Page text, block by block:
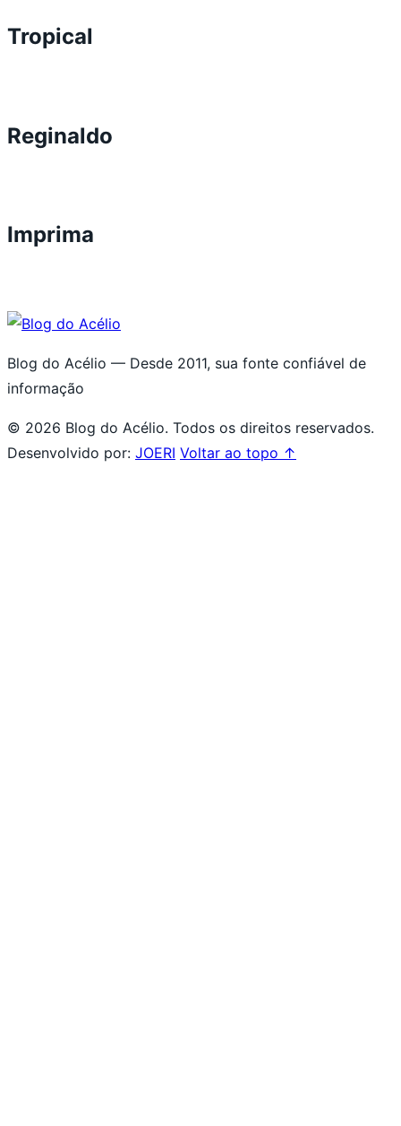
Tropical
Reginaldo
Imprima
Blog do Acélio — Desde 2011, sua fonte confiável de
informação
© 2026 Blog do Acélio. Todos os direitos reservados.
Desenvolvido por: JOERI Voltar ao topo ↑